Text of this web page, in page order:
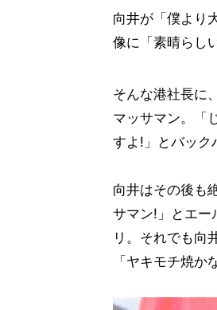
向井が「僕より
像に「素晴らし
そんな港社長に
マッサマン。「
すよ!」とバック
向井はその後も
サマン!」とエー
リ。それでも向
「ヤキモチ焼か